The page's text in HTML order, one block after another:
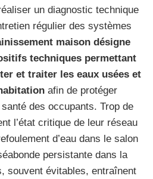
un diagnostic technique
régulier des systèmes
maison désigne
techniques permettant
et traiter les eaux usées et
afin de protéger
des occupants. Trop de
l’état critique de leur réseau
d’eau dans le salon
persistante dans la
souvent évitables, entraînent